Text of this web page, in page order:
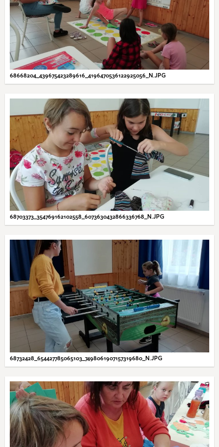
68668204_439675423289616_4196470536122925056_N.JPG
68703373_354769162102558_6073630432866336768_N.JPG
68732428_654427785065103_7498061907157319680_N.JPG